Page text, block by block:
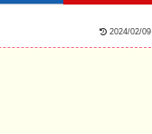
2024/02/09